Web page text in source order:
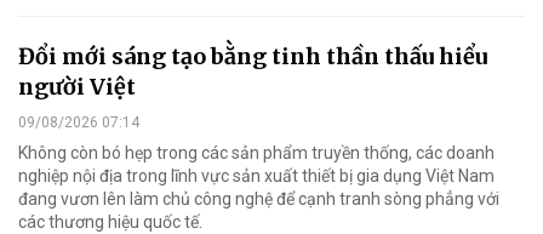
Đổi mới sáng tạo bằng tinh thần thấu hiểu
người Việt
09/08/2026 07:14
Không còn bó hẹp trong các sản phẩm truyền thống, các doanh
nghiệp nội địa trong lĩnh vực sản xuất thiết bị gia dụng Việt Nam
đang vươn lên làm chủ công nghệ để cạnh tranh sòng phẳng với
các thương hiệu quốc tế.